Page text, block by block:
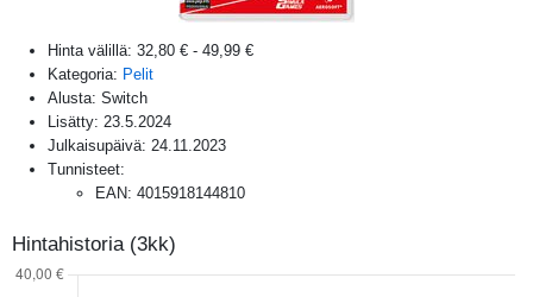
Hinta välillä: 32,80 € - 49,99 €
Kategoria: Pelit
Alusta: Switch
Lisätty: 23.5.2024
Julkaisupäivä: 24.11.2023
Tunnisteet:
EAN: 4015918144810
Hintahistoria (3kk)